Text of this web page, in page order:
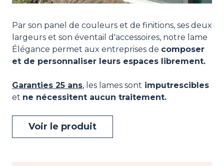
Par son panel de couleurs et de finitions, ses deux
largeurs et son éventail d'accessoires, notre lame
Élégance permet aux entreprises de composer
et de personnaliser leurs espaces librement.
Garanties 25 ans, les lames sont imputrescibles
et ne nécessitent aucun traitement.
Voir le produit